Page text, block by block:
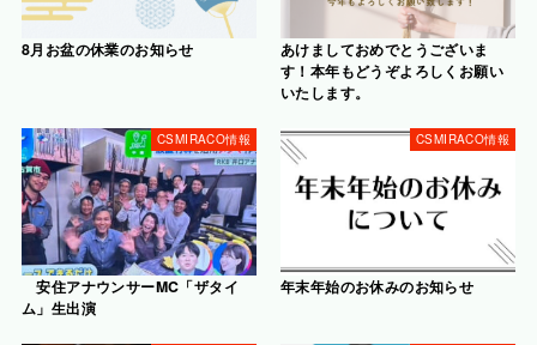
8月お盆の休業のお知らせ
あけましておめでとうございま
す！本年もどうぞよろしくお願い
いたします。
CSMIRACO情報
安住アナウンサーMC「ザタイ
ム」生出演
CSMIRACO情報
年末年始のお休みのお知らせ